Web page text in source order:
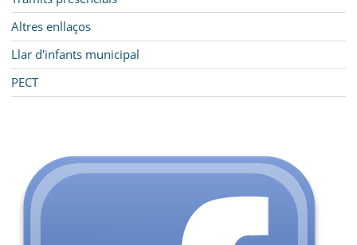
Altres enllaços
Llar d'infants municipal
PECT